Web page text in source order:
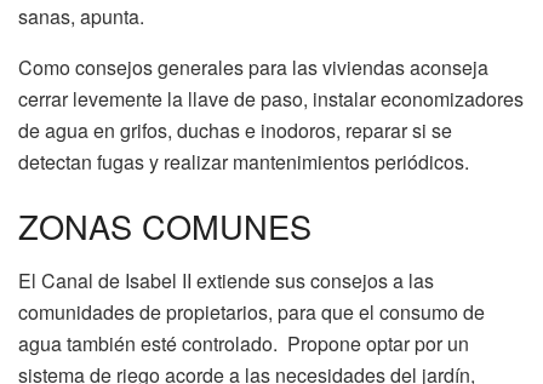
sanas, apunta.
Como consejos generales para las viviendas aconseja
cerrar levemente la llave de paso, instalar economizadores
de agua en grifos, duchas e inodoros, reparar si se
detectan fugas y realizar mantenimientos periódicos.
ZONAS COMUNES
El Canal de Isabel II extiende sus consejos a las
comunidades de propietarios, para que el consumo de
agua también esté controlado. Propone optar por un
sistema de riego acorde a las necesidades del jardín,